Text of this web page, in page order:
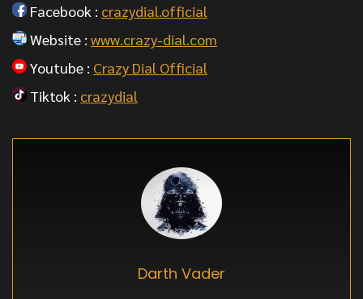
Facebook : crazydial.official
Website : www.crazy-dial.com
Youtube : Crazy Dial Official
Tiktok : crazydial
Darth Vader